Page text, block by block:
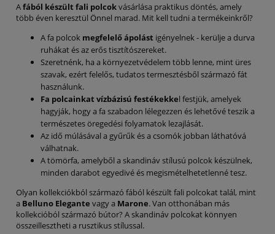
Afából készült fali polcokvásárlása praktikus döntés, amely
több éven keresztül Önnel marad. Mit kell tudni a termékeinkről?
A fa polcok megfelelő ápolást igényelnek - kerülje a durva
ruhákat és az erős tisztítószereket.
Szeretnénk, ha a környezetvédelem több lenne, mint üres
szavak, ezért felelős, tudatos termesztésből származó fát
használunk.
Fa polcainkat vízbázisú festékekkel festjük, amelyek
hagyják, hogy a fa szabadon lélegezzen és lehetővé teszik a
természetes öregedési folyamatok lezajlását.
Az idő múlásával a gyűrűk és a csomók jobban láthatóvá
válhatnak.
A tömörfa, amelyből a skandináv stílusú polcok készülnek,
minden darabot egyedivé és megismételhetetlenné tesz.
Olyan kollekciókból származó fából készült fali polcokat talál, mint
a Belluno Elegante vagy a Marone. Van otthonában más
kollekcióból származó bútor? A skandináv polcokat könnyen
összeillesztheti a rusztikus stílussal.